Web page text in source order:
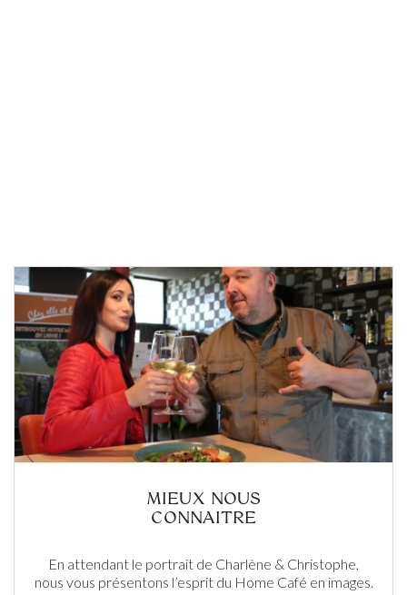
MIEUX NOUS
CONNAITRE
En attendant le portrait de Charlène & Christophe,
nous vous présentons l’esprit du Home Café en images.